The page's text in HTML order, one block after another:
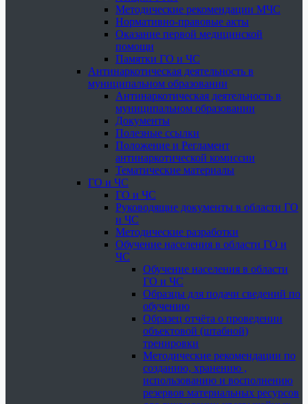
Методические рекомендации МЧС
Нормативно-правовые акты
Оказание первой медицинской
помощи
Памятки ГО и ЧС
Антинаркотическая деятельность в
муниципальном образовании
Антинаркотическая деятельность в
муниципальном образовании
Документы
Полезные ссылки
Положение и Регламент
антинаркотической комиссии
Тематические материалы
ГО и ЧС
ГО и ЧС
Руководящие документы в области ГО
и ЧС
Методические разработки
Обучение населения в области ГО и
ЧС
Обучение населения в области
ГО и ЧС
Образцы для подачи сведений по
обучению
Образец отчёта о проведении
объектовой (штабной)
тренировки
Методические рекомендации по
созданию, хранению ,
использованию и восполнению
резервов материальных ресурсов